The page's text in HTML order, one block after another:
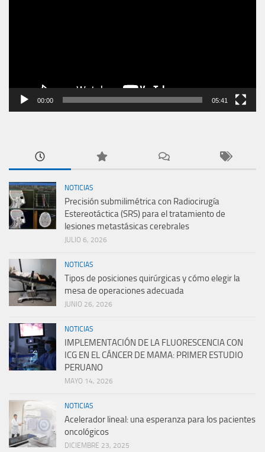
00:00 05:41
NOTICIAS
Precisión submilimétrica con Radiocirugía
Estereotáctica (SRS) para el tratamiento de
lesiones metastásicas cerebrales
JULIO 6, 2026
NOTICIAS
Tipos de posiciones quirúrgicas y cómo elegir la
mesa de operaciones adecuada
JUNIO 26, 2026
NOTICIAS
IMPLEMENTACIÓN DE LA FLUORESCENCIA CON
ICG EN EL CÁNCER DE MAMA: PRIMER ESTUDIO
PERUANO
MAYO 14, 2026
NOTICIAS
Acelerador lineal: una esperanza para los pacientes
oncológicos
DICIEMBRE 23, 2025